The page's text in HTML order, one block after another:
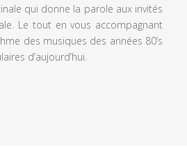
qui donne la parole aux invités
Le tout en vous accompagnant
des musiques des années 80’s
d’aujourd’hui.